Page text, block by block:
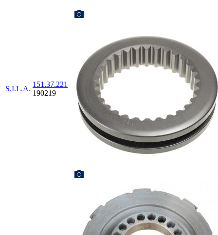
S.I.L.A.
151.37.221
190219